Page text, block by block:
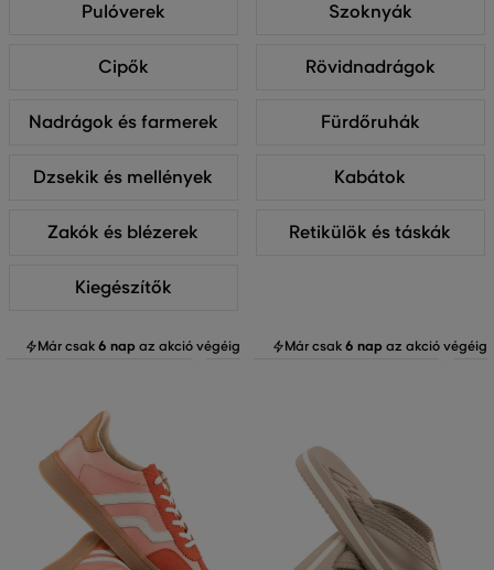
Pulóverek Szoknyák
Cipők Rövidnadrágok
Nadrágok és farmerek Fürdőruhák
Dzsekik és mellények Kabátok
Zakók és blézerek Retikülök és táskák
Kiegészítők
Már csak6 nap az akció végéig Már csak6 nap az akció végéig